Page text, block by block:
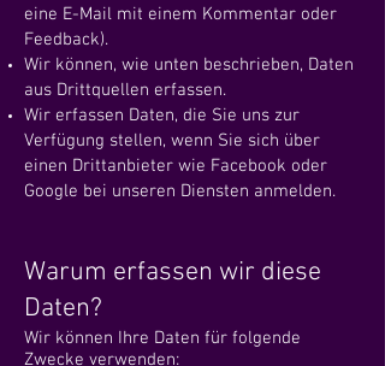
eine E-Mail mit einem Kommentar oder
Feedback).
Wir können, wie unten beschrieben, Daten
aus Drittquellen erfassen.
Wir erfassen Daten, die Sie uns zur
Verfügung stellen, wenn Sie sich über
einen Drittanbieter wie Facebook oder
Google bei unseren Diensten anmelden.
Warum erfassen wir diese
Daten?
Wir können Ihre Daten für folgende
Zwecke verwenden: